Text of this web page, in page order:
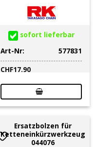
sofort lieferbar
Art-Nr:
577831
CHF17.90
Ersatzbolzen für
Ketteneinkürzwerkzeug
044076